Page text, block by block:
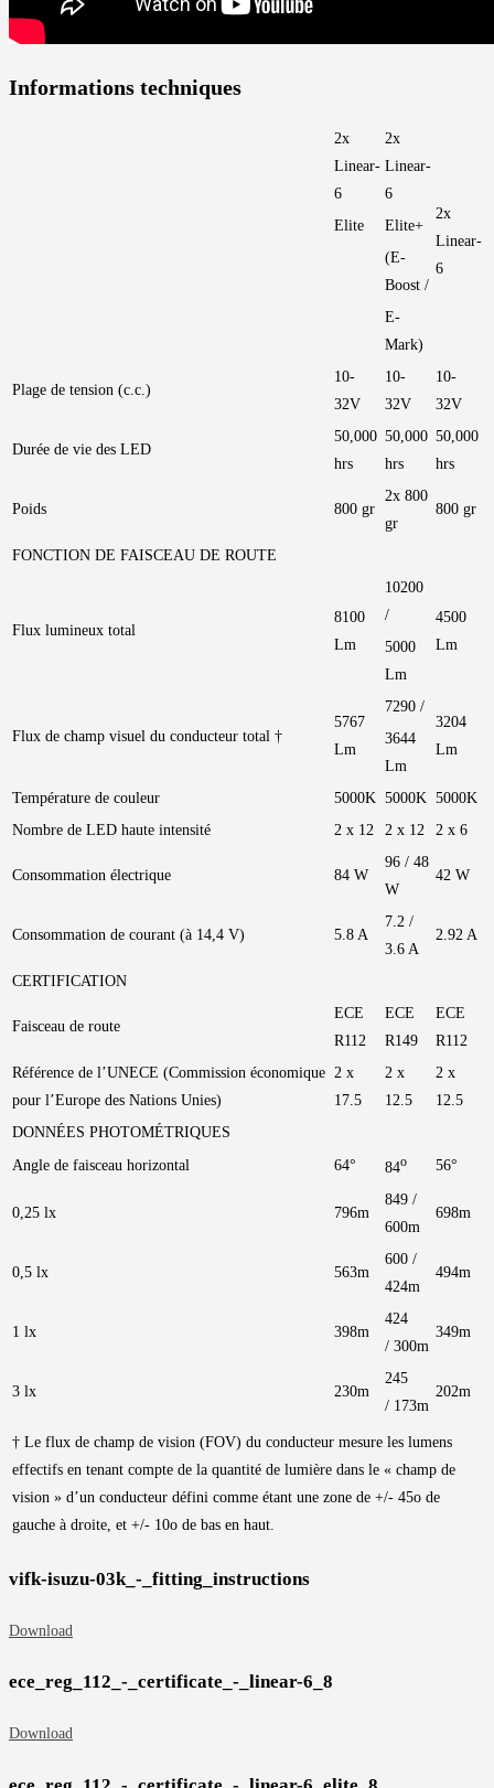
Informations techniques
2x
Linear-
6
2x
Linear-
6
2x
Linear-
6
Elite
Elite+
(E-
Boost /
E-
Mark)
Plage de tension (c.c.)
10-
32V
10-
32V
10-
32V
Durée de vie des LED
50,000
hrs
50,000
hrs
50,000
hrs
Poids 800 gr
2x 800
gr
800 gr
FONCTION DE FAISCEAU DE ROUTE
Flux lumineux total
8100
Lm
10200
/
4500
Lm
5000
Lm
Flux de champ visuel du conducteur total †
5767
Lm
7290 /
3204
Lm
3644
Lm
Température de couleur
5000K 5000K 5000K
Nombre de LED haute intensité
2 x 12 2 x 12 2 x 6
Consommation électrique 84 W
96 / 48
W
42 W
Consommation de courant (à 14,4 V) 5.8 A
7.2 /
3.6 A
2.92 A
CERTIFICATION
Faisceau de route
ECE
R112
ECE
R149
ECE
R112
Référence de l’UNECE (Commission économique
pour l’Europe des Nations Unies)
2 x
17.5
2 x
12.5
2 x
12.5
DONNÉES PHOTOMÉTRIQUES
Angle de faisceau horizontal
64° 84o 56°
0,25 lx 796m
849 /
600m
698m
0,5 lx 563m
600 /
424m
494m
1 lx 398m
424
/ 300m
349m
3 lx 230m
245
/ 173m
202m
† Le flux de champ de vision (FOV) du conducteur mesure les lumens
effectifs en tenant compte de la quantité de lumière dans le « champ de
vision » d’un conducteur défini comme étant une zone de +/- 45o de
gauche à droite, et +/- 10o de bas en haut.
vifk-isuzu-03k_-_fitting_instructions
Download
ece_reg_112_-_certificate_-_linear-6_8
Download